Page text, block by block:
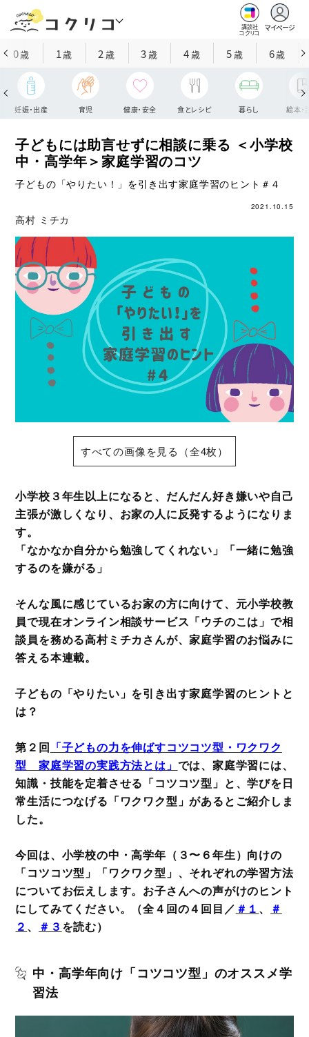
講談社
コクリコ
マイページ
0歳 1歳 2 歳 3歳 4歳 5歳 6歳
妊娠・出産 育児 健康・安全 食とレシピ 暮らし 絵本・
子どもには助言せずに相談に乗る ＜小学校
中・高学年＞家庭学習のコツ
子どもの「やりたい！」を引き出す家庭学習のヒント＃４
2021.10.15
高村 ミチカ
すべての画像を見る（全4枚）
小学校３年生以上になると、だんだん好き嫌いや自己
主張が激しくなり、お家の人に反発するようになりま
す。
「なかなか自分から勉強してくれない」「一緒に勉強
するのを嫌がる」
そんな風に感じているお家の方に向けて、元小学校教
員で現在オンライン相談サービス「ウチのこは」で相
談員を務める高村ミチカさんが、家庭学習のお悩みに
答える本連載。
子どもの「やりたい」を引き出す家庭学習のヒントと
は？
第２回 「子どもの力を伸ばすコツコツ型・ワクワク
型 家庭学習の実践方法とは」 では、家庭学習には、
知識・技能を定着させる「コツコツ型」と、学びを日
常生活につなげる「ワクワク型」があるとご紹介しま
した。
今回は、小学校の中・高学年（３〜６年生）向けの
「コツコツ型」「ワクワク型」、それぞれの学習方法
についてお伝えします。お子さんへの声がけのヒント
にしてみてください。（全４回の４回目／ ＃１ 、
＃
２ 、 ＃３ を読む）
中・高学年向け「コツコツ型」のオススメ学
習法